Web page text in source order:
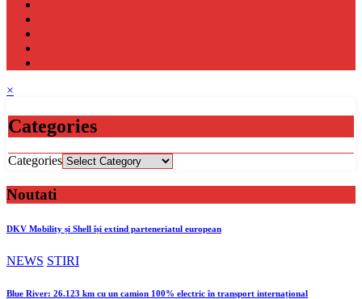
×
Categories
Categories
Noutati
DKV Mobility și Shell își extind parteneriatul european
NEWS STIRI
Blue River: 26.123 km cu un camion 100% electric în transport internațional